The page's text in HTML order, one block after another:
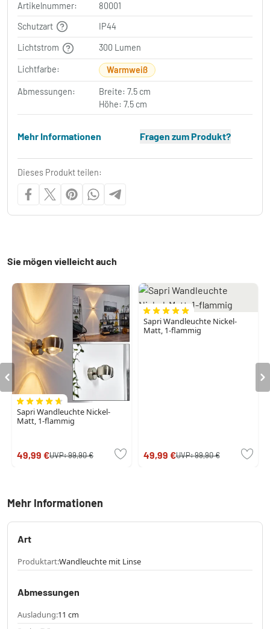
Artikelnummer:
80001
Schutzart
IP44
Lichtstrom 300 Lumen
Lichtfarbe: Warmweiß
Abmessungen:
Breite: 7.5 cm
Höhe: 7.5 cm
Mehr Informationen Fragen zum Produkt?
Dieses Produkt teilen:
Sie mögen vielleicht auch
Sapri Wandleuchte Nickel-
Matt, 1-flammig
49,99 €UVP:99,90 €
Sapri Wandleuchte Nickel-
Matt, 1-flammig
49,99 €UVP:99,90 €
Mehr Informationen
Art
Produktart:Wandleuchte mit Linse
Abmessungen
Ausladung:11 cm